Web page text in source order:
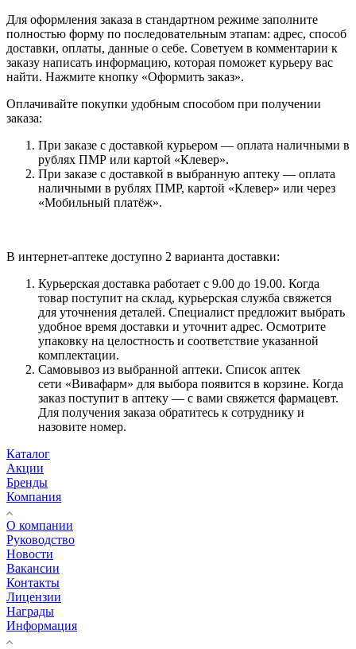
Для оформления заказа в стандартном режиме заполните
полностью форму по последовательным этапам: адрес, способ
доставки, оплаты, данные о себе. Советуем в комментарии к
заказу написать информацию, которая поможет курьеру вас
найти. Нажмите кнопку «Оформить заказ».
Оплачивайте покупки удобным способом при получении
заказа:
При заказе с доставкой курьером — оплата наличными в
рублях ПМР или картой «Клевер».
При заказе с доставкой в выбранную аптеку — оплата
наличными в рублях ПМР, картой «Клевер» или через
«Мобильный платёж».
В интернет-аптеке доступно 2 варианта доставки:
Курьерская доставка работает с 9.00 до 19.00. Когда
товар поступит на склад, курьерская служба свяжется
для уточнения деталей. Специалист предложит выбрать
удобное время доставки и уточнит адрес. Осмотрите
упаковку на целостность и соответствие указанной
комплектации.
Самовывоз из выбранной аптеки. Список аптек
сети «Вивафарм» для выбора появится в корзине. Когда
заказ поступит в аптеку — с вами свяжется фармацевт.
Для получения заказа обратитесь к сотруднику и
назовите номер.
Каталог
Акции
Бренды
Компания
О компании
Руководство
Новости
Вакансии
Контакты
Лицензии
Награды
Информация